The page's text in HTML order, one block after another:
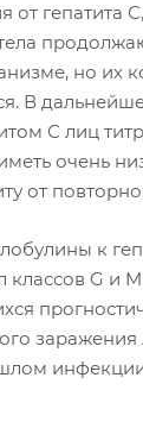
от гепатита С,
но их
В
С лиц
очень
от
к
классов G и
заражения